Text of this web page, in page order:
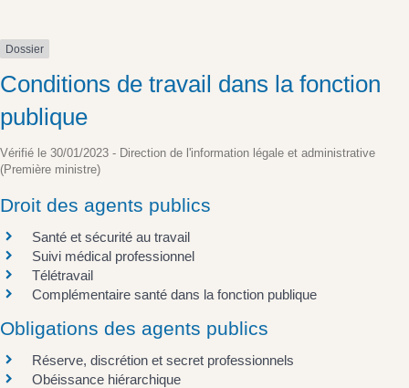
Dossier
Conditions de travail dans la fonction
publique
Vérifié le 30/01/2023 - Direction de l'information légale et administrative
(Première ministre)
Droit des agents publics
Santé et sécurité au travail
Suivi médical professionnel
Télétravail
Complémentaire santé dans la fonction publique
Obligations des agents publics
Réserve, discrétion et secret professionnels
Obéissance hiérarchique